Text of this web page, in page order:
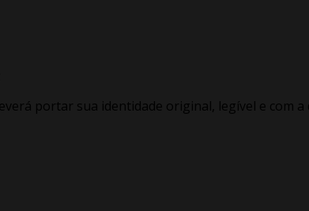
portar sua identidade original, legível e com